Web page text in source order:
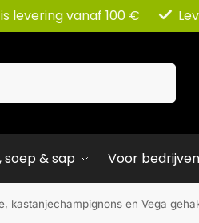
levering vanaf 100 €
soep & sap Voor bedrijven
kastanjechampignons en Vega